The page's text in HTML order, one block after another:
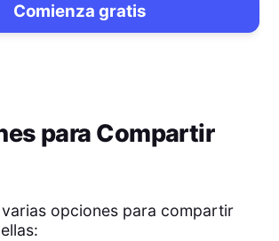
Comienza gratis
para Compartir
opciones para compartir